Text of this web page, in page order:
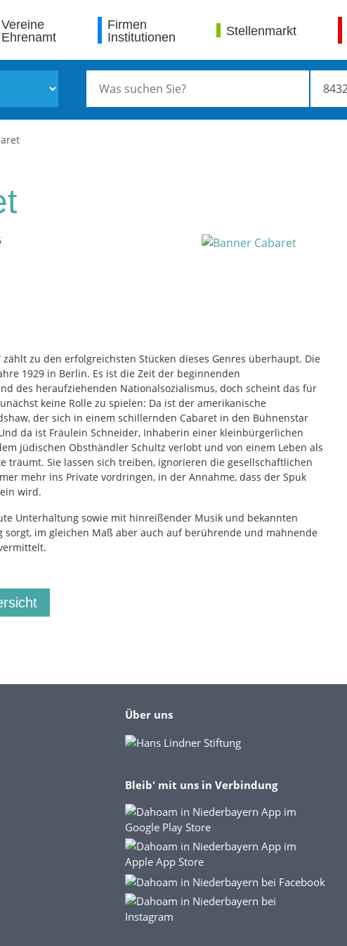
Vereine
Ehrenamt
Firmen
Institutionen
Stellenmarkt
zählt zu den erfolgreichsten Stücken dieses Genres überhaupt. Die
1929 in Berlin. Es ist die Zeit der beginnenden
des heraufziehenden Nationalsozialismus, doch scheint das für
keine Rolle zu spielen: Da ist der amerikanische
der sich in einem schillernden Cabaret in den Bühnenstar
da ist Fräulein Schneider, Inhaberin einer kleinbürgerlichen
jüdischen Obsthändler Schultz verlobt und von einem Leben als
träumt. Sie lassen sich treiben, ignorieren die gesellschaftlichen
mehr ins Private vordringen, in der Annahme, dass der Spuk
wird.
Unterhaltung sowie mit hinreißender Musik und bekannten
sorgt, im gleichen Maß aber auch auf berührende und mahnende
Über uns
Bleib' mit uns in Verbindung